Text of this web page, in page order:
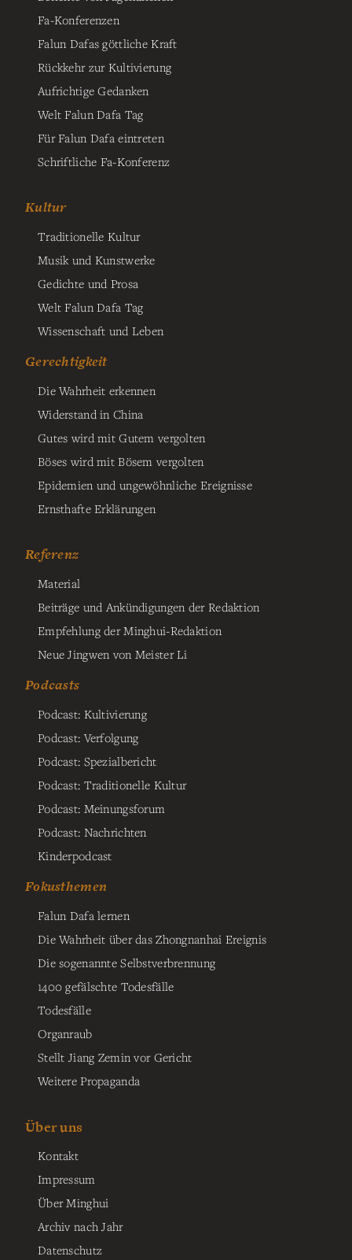
Fa-Konferenzen
Falun Dafas göttliche Kraft
Rückkehr zur Kultivierung
Aufrichtige Gedanken
Welt Falun Dafa Tag
Für Falun Dafa eintreten
Schriftliche Fa-Konferenz
Kultur
Traditionelle Kultur
Musik und Kunstwerke
Gedichte und Prosa
Welt Falun Dafa Tag
Wissenschaft und Leben
Gerechtigkeit
Die Wahrheit erkennen
Widerstand in China
Gutes wird mit Gutem vergolten
Böses wird mit Bösem vergolten
Epidemien und ungewöhnliche Ereignisse
Ernsthafte Erklärungen
Referenz
Material
Beiträge und Ankündigungen der Redaktion
Empfehlung der Minghui-Redaktion
Neue Jingwen von Meister Li
Podcasts
Podcast: Kultivierung
Podcast: Verfolgung
Podcast: Spezialbericht
Podcast: Traditionelle Kultur
Podcast: Meinungsforum
Podcast: Nachrichten
Kinderpodcast
Fokusthemen
Falun Dafa lernen
Die Wahrheit über das Zhongnanhai Ereignis
Die sogenannte Selbstverbrennung
1400 gefälschte Todesfälle
Todesfälle
Organraub
Stellt Jiang Zemin vor Gericht
Weitere Propaganda
Über uns
Kontakt
Impressum
Über Minghui
Archiv nach Jahr
Datenschutz